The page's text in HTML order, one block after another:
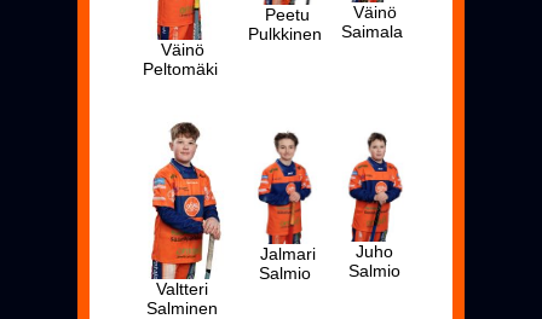
Väinö
Peltomäki
Peetu
Pulkkinen
Väinö
Saimala
Valtteri
Salminen
Jalmari
Salmio
Juho
Salmio